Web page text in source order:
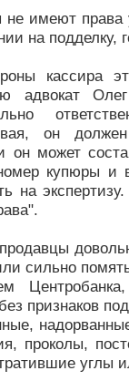
не имеют права
на подделку,
кассира
адвокат
он
он может
купюры и
на
сильно
признаков
проколы,
углы